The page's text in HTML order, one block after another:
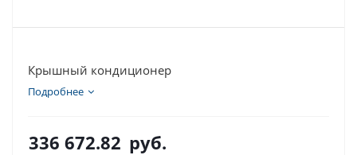
Крышный кондиционер
Подробнее
336 672.82 руб.